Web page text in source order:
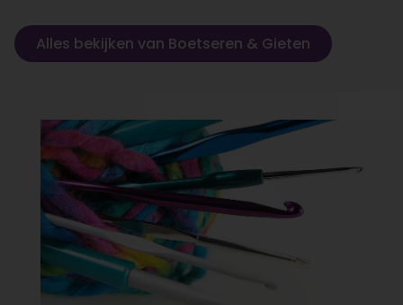
Alles bekijken van Boetseren & Gieten